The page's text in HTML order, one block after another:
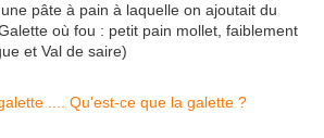
pâte à pain à laquelle on ajoutait du
où fou : petit pain mollet, faiblement
et Val de saire)